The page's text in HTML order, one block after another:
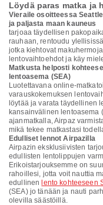
Löydä paras matka ja
Vieraile osoitteessa
ja paljasta maan kauneus
tarjoaa täydellisen
rauhaan, rentoudu
jotka kiehtovat
lentovaihtoehdot ja käy
Matkusta helposti
lentoasema (SEA)
Luotettavana online-
varauskokemuksen
löytää ja varata täydellinen
kansainvälinen lentoasema
ajanmatkalla, Airpaz
mikä tekee matkastasi
Edulliset lennot Airpazilla
Airpazin eksklusiivisten
edullisten lentolippujen
Erikoistarjouksemme on
rahoillesi, jotta voit nauttia
edullinen lento kohteeseen
(SEA) jo tänään ja nauti
olevilla säästöillä.